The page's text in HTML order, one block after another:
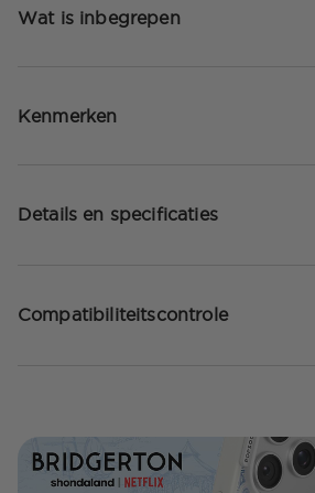
Wat is inbegrepen
Kenmerken
Details en specificaties
Compatibiliteitscontrole